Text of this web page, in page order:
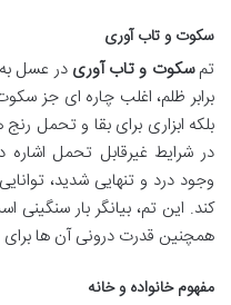
سکوت و تاب آوری
تمسکوت و تاب آوری در عسل
برابر ظلم، اغلب چاره ای جز
بلکه ابزاری برای بقا و تحمل
در شرایط غیرقابل تحمل اشاره
وجود درد و تنهایی شدید،
کند. این تم، بیانگر بار
همچنین قدرت درونی آن ها برای
مفهوم خانواده و خانه